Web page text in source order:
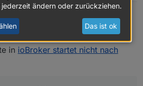
ioBroker startet nicht
von Debian am PC installieren
von
in ioBroker startet nicht nach
ändern oder zurückziehen.
Das ist ok